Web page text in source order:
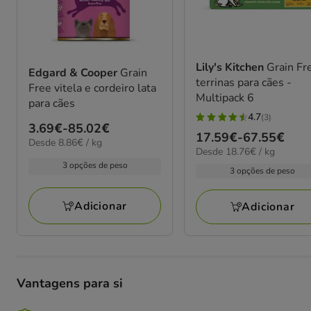
Edgard & Cooper Grain
Free vitela e cordeiro lata
para cães
Preço
de
85.02€
3.69€-85.02€
8.86€
Desde 8.86€ / kg
3 opções de peso
Adicionar
Lily's Kitchen Grain
terrinas para cães -
Multipack 6
4.7
estrelas
com
avaliações
4.7(3)
Preço
de
17.59€
67.55€
17.59€-67.55€
18.76€
Desde 18.76€ / kg
3 opções de peso
Adicionar
Vantagens para si